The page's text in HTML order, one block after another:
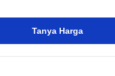
Tanya Harga